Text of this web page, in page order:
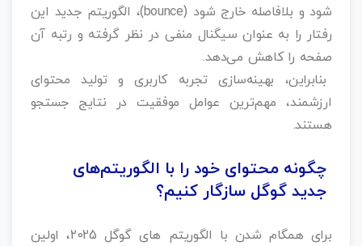
شود و بلافاصله خارج شود (bounce)، الگوریتم جدید این
رفتار را به عنوان سیگنال منفی در نظر گرفته و رتبه آن
صفحه را کاهش می‌دهد.
بنابراین، بهینه‌سازی تجربه کاربری و تولید محتوای
ارزشمند، مهم‌ترین عوامل موفقیت در نتایج جستجو
هستند.
چگونه محتوای خود را با الگوریتم‌های
جدید گوگل سازگار کنیم؟
برای همگام شدن با الگوریتم‌ های گوگل 2025، اولین